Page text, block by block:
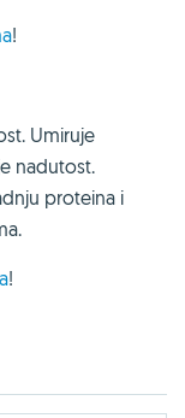
!
Umiruje
nadutost.
proteina i
!